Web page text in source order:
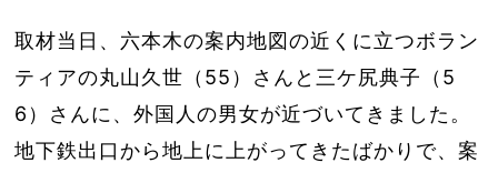
取材当日、六本木の案内地図の近くに立つボラン
ティアの丸山久世（55）さんと三ケ尻典子（5
6）さんに、外国人の男女が近づいてきました。
地下鉄出口から地上に上がってきたばかりで、案